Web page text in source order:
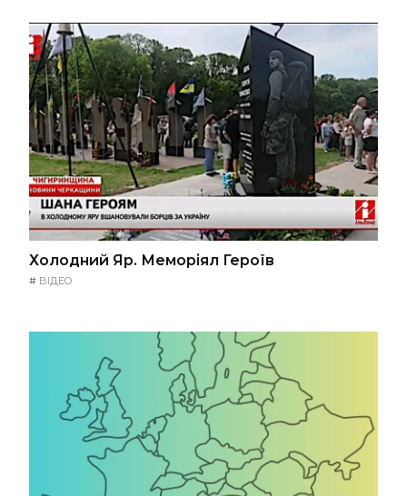
Холодний Яр. Меморіял Героїв
# ВІДЕО